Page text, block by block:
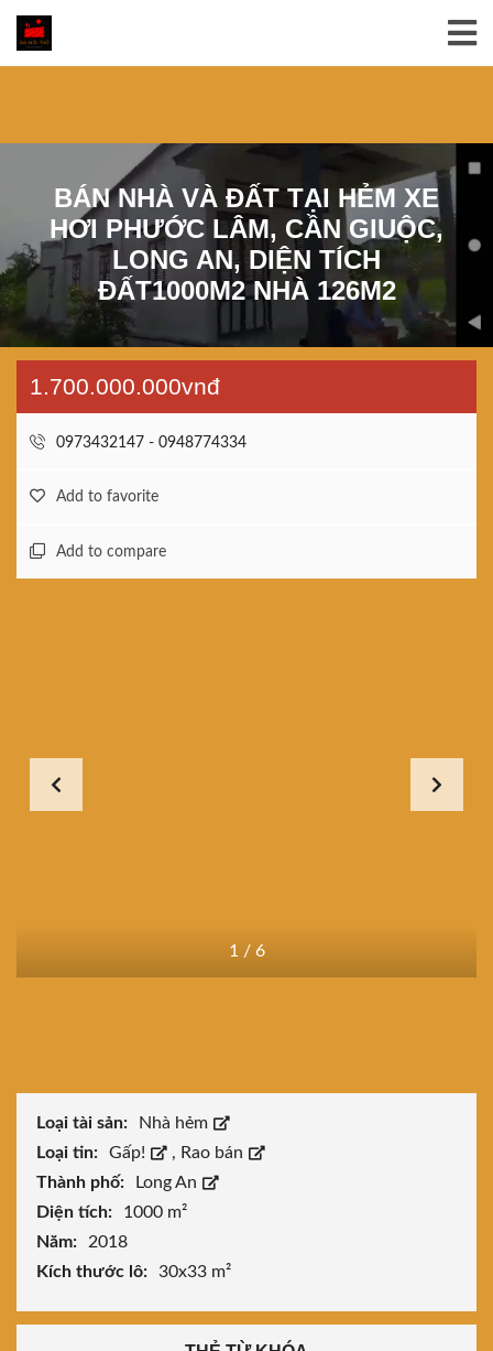
BÁN NHÀ VÀ ĐẤT TẠI HẺM XE
HƠI PHƯỚC LÂM, CẦN GIUỘC,
LONG AN, DIỆN TÍCH
ĐẤT1000M2 NHÀ 126M2
1.700.000.000vnđ
0973432147 - 0948774334
Add to favorite
Add to compare
1 / 6
Loại tài sản:
Nhà hẻm
Loại tin:
Gấp! , Rao bán
Thành phố:
Long An
Diện tích:
1000 m²
Năm:
2018
Kích thước lô:
30x33 m²